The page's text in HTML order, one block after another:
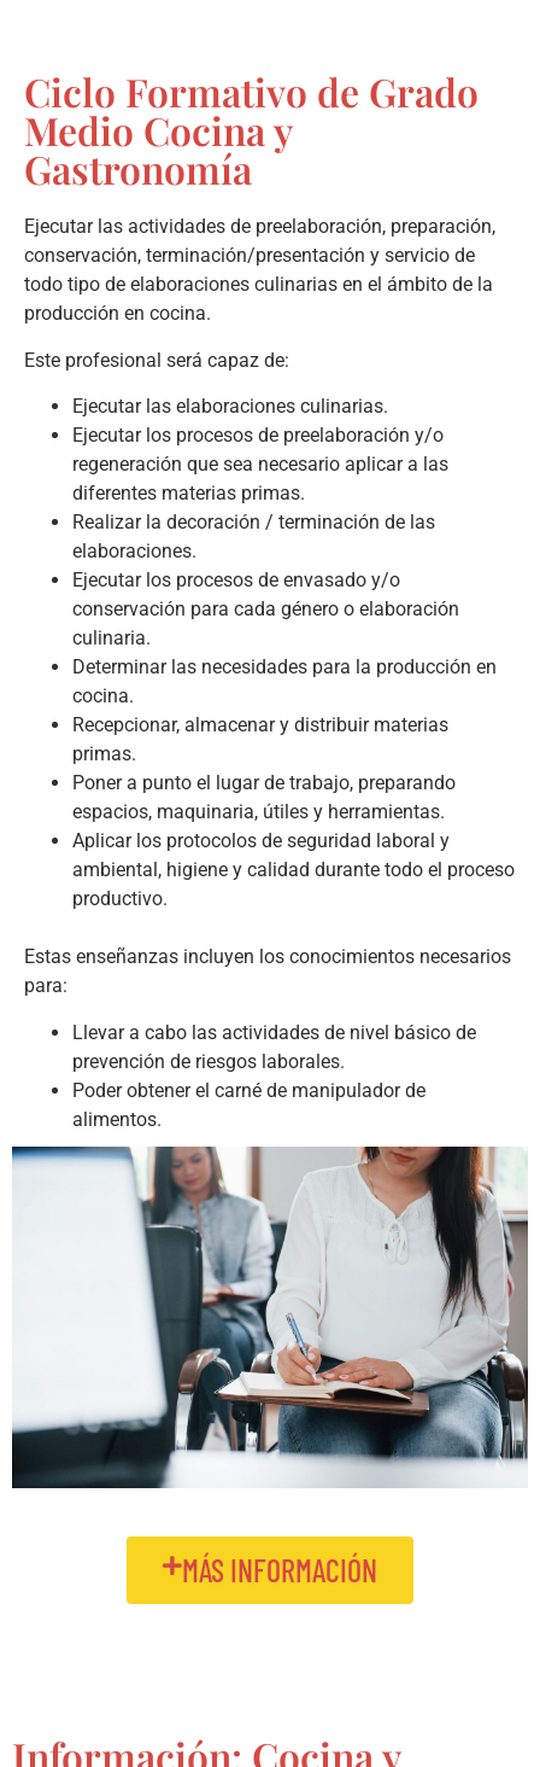
Ciclo Formativo de Grado
Medio Cocina y
Gastronomía
Ejecutar las actividades de preelaboración, preparación,
conservación, terminación/presentación y servicio de
todo tipo de elaboraciones culinarias en el ámbito de la
producción en cocina.
Este profesional será capaz de:
Ejecutar las elaboraciones culinarias.
Ejecutar los procesos de preelaboración y/o
regeneración que sea necesario aplicar a las
diferentes materias primas.
Realizar la decoración / terminación de las
elaboraciones.
Ejecutar los procesos de envasado y/o
conservación para cada género o elaboración
culinaria.
Determinar las necesidades para la producción en
cocina.
Recepcionar, almacenar y distribuir materias
primas.
Poner a punto el lugar de trabajo, preparando
espacios, maquinaria, útiles y herramientas.
Aplicar los protocolos de seguridad laboral y
ambiental, higiene y calidad durante todo el proceso
productivo.
Estas enseñanzas incluyen los conocimientos necesarios
para:
Llevar a cabo las actividades de nivel básico de
prevención de riesgos laborales.
Poder obtener el carné de manipulador de
alimentos.
MÁS INFORMACIÓN
Información: Cocina y